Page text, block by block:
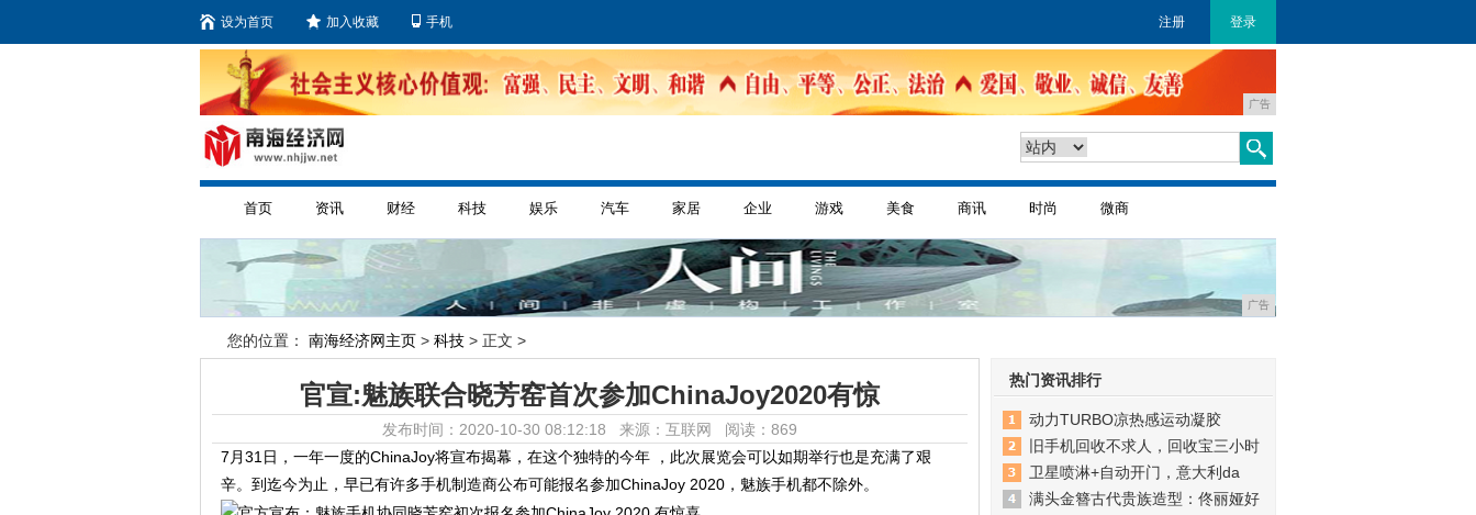
设为首页 加入收藏 手机 注册 登录
广告
首页 资讯 财经 科技 娱乐 汽车 家居 企业 游戏 美食 商讯 时尚 微商
广告
您的位置： 南海经济网主页 > 科技 > 正文 >
官宣:魅族联合晓芳窑首次参加ChinaJoy2020有惊
发布时间：2020-10-30 08:12:18 来源：互联网 阅读：869
7月31日，一年一度的ChinaJoy将宣布揭幕，在这个独特的今年 ，此次展览会可以如期举行也是充满了艰
辛。到迄今为止，早已有许多手机制造商公布可能报名参加ChinaJoy 2020，魅族手机都不除外。
热门资讯排行
动力TURBO凉热感运动凝胶
旧手机回收不求人，回收宝三小时
卫星喷淋+自动开门，意大利da
满头金簪古代贵族造型：佟丽娅好